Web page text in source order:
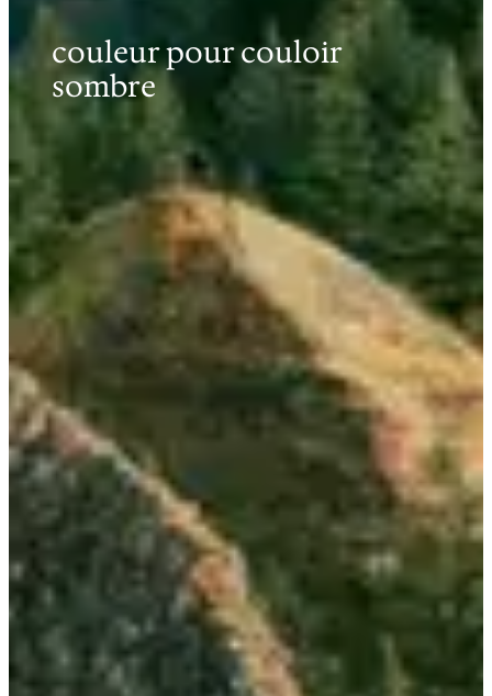
couleur pour couloir
sombre